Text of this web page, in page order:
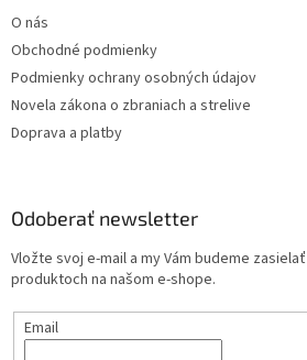
O nás
Obchodné podmienky
Podmienky ochrany osobných údajov
Novela zákona o zbraniach a strelive
Doprava a platby
Odoberať newsletter
Vložte svoj e-mail a my Vám budeme
produktoch na našom e-shope.
Email